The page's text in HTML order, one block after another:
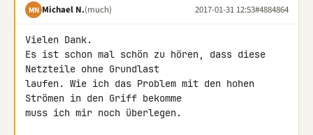
MN Michael N.(much) 2017-01-31 12:53#4884864
Vielen Dank.
Es ist schon mal schön zu hören, dass diese
Netzteile ohne Grundlast
laufen. Wie ich das Problem mit den hohen
Strömen in den Griff bekomme
muss ich mir noch überlegen.